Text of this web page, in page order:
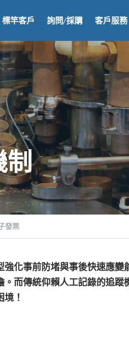
標竿客戶 詢問/採購 客戶服務
制
發票
強化事前防堵與事後快速應變
而傳統仰賴人工記錄的追蹤
！